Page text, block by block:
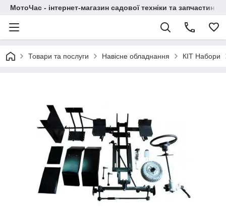
МотоЧас - інтернет-магазин садової техніки та запчастин
Товари та послуги Навісне обладнання КІТ Набори